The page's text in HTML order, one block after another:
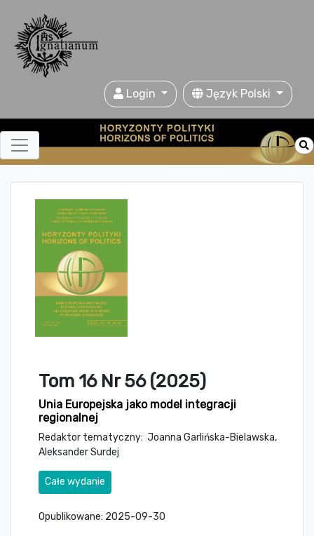
Login Język Polski
Tom 16 Nr 56 (2025)
Unia Europejska jako model integracji
regionalnej
Redaktor tematyczny: Joanna Garlińska-Bielawska,
Aleksander Surdej
Całe wydanie
Opublikowane: 2025-09-30